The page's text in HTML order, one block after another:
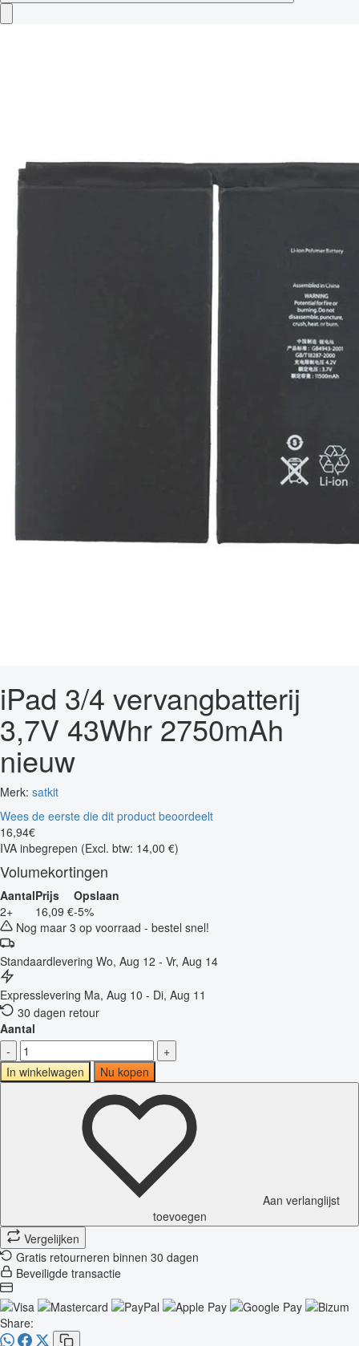
iPad 3/4 vervangbatterij
3,7V 43Whr 2750mAh
nieuw
Merk: satkit
Wees de eerste die dit product beoordeelt
16,94€
IVA inbegrepen (Excl. btw: 14,00 €)
Volumekortingen
AantalPrijs
Opslaan
2+
16,09 €-5%
Nog maar 3 op voorraad - bestel snel!
Standaardlevering Wo, Aug 12 - Vr, Aug 14
Expresslevering Ma, Aug 10 - Di, Aug 11
30 dagen retour
Aantal
-
+
In winkelwagen
Nu kopen
Aan verlanglijst
toevoegen
Vergelijken
Gratis retourneren binnen 30 dagen
Beveiligde transactie
Share: